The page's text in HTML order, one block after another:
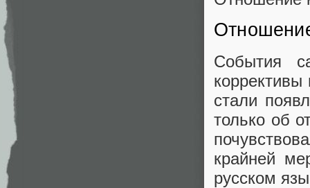
События
стали
только об
крайней
русском